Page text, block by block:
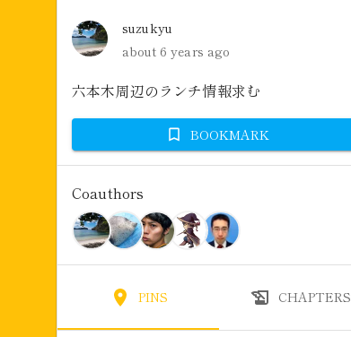
suzukyu
about 6 years ago
六本木周辺のランチ情報求む
BOOKMARK
Coauthors
PINS CHAPTERS